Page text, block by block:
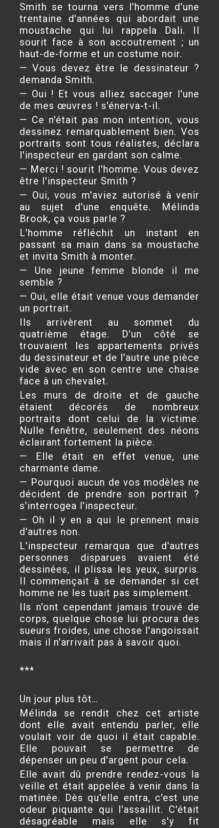
Smith se tourna vers l'homme d'une
trentaine d'années qui abordait une
moustache qui lui rappela Dali. Il
sourit face à son accoutrement ; un
haut-de-forme et un costume noir.
— Vous devez être le dessinateur ?
demanda Smith.
— Oui ! Et vous alliez saccager l'une
de mes œuvres ! s'énerva-t-il.
— Ce n'était pas mon intention, vous
dessinez remarquablement bien. Vos
portraits sont tous réalistes, déclara
l'inspecteur en gardant son calme.
— Merci ! sourit l'homme. Vous devez
être l'inspecteur Smith ?
— Oui, vous m'aviez autorisé à venir
au sujet d'une enquête. Mélinda
Brook, ça vous parle ?
L'homme réfléchit un instant en
passant sa main dans sa moustache
et invita Smith à monter.
— Une jeune femme blonde il me
semble ?
— Oui, elle était venue vous demander
un portrait.
Ils arrivèrent au sommet du
quatrième étage. D'un côté se
trouvaient les appartements privés
du dessinateur et de l'autre une pièce
vide avec en son centre une chaise
face à un chevalet.
Les murs de droite et de gauche
étaient décorés de nombreux
portraits dont celui de la victime.
Nulle fenêtre, seulement des néons
éclairant fortement la pièce.
— Elle était en effet venue, une
charmante dame.
— Pourquoi aucun de vos modèles ne
décident de prendre son portrait ?
s'interrogea l'inspecteur.
— Oh il y en a qui le prennent mais
d'autres non.
L'inspecteur remarqua que d'autres
personnes disparues avaient été
dessinées, il plissa les yeux, surpris.
Il commençait à se demander si cet
homme ne les tuait pas simplement.
Ils n'ont cependant jamais trouvé de
corps, quelque chose lui procura des
sueurs froides, une chose l'angoissait
mais il n'arrivait pas à savoir quoi.
***
Un jour plus tôt…
Mélinda se rendit chez cet artiste
dont elle avait entendu parler, elle
voulait voir de quoi il était capable.
Elle pouvait se permettre de
dépenser un peu d'argent pour cela.
Elle avait dû prendre rendez-vous la
veille et était appelée à venir dans la
matinée. Dès qu'elle entra, c'est une
odeur piquante qui l'assaillit. C'était
désagréable mais elle s'y fit